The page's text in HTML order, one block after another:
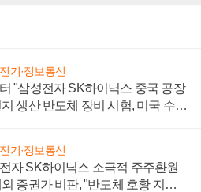
기·정보통신
"삼성전자 SK하이닉스 중국 공장
생산 반도체 장비 시험, 미국 수출
기·정보통신
자 SK하이닉스 소극적 주주환원
증권가 비판, "반도체 호황 지속